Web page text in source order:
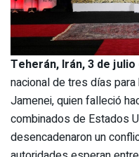
Teherán, Irán, 3 de julio
nacional de tres días
Jamenei, quien falleció
combinados de Estados
desencadenaron un